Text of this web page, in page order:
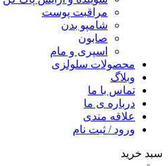
مراقبت پوست
شامپو بدن
صابون
اسپری و مام
محصولات سلولزی
وبلاگ
تماس با ما
درباره ی ما
علاقه مندی
ورود / ثبت نام
سبد خرید